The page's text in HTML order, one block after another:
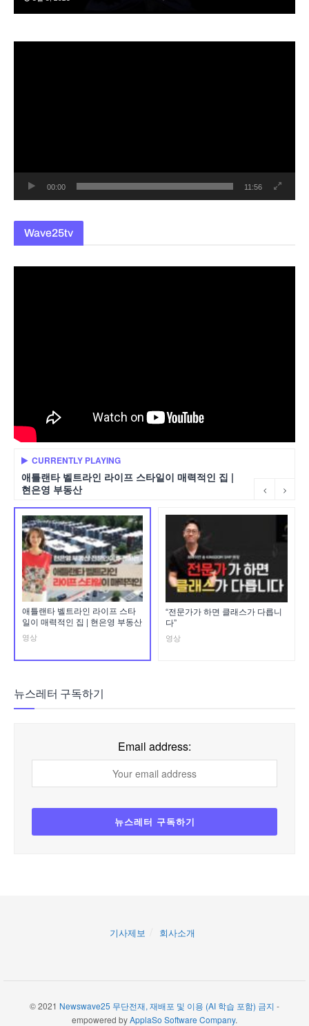
00:00 11:56
Wave25tv
CURRENTLY PLAYING
애틀랜타 벨트라인 라이프 스타일이 매력적인 집 |
현은영 부동산
애틀랜타 벨트라인 라이프 스타
일이 매력적인 집 | 현은영 부동산
영상
“전문가가 하면 클래스가 다릅니
다”
영상
뉴스레터 구독하기
Email address:
기사제보 회사소개
© 2021 Newswave25 무단전재, 재배포 및 이용 (AI 학습 포함) 금지 -
empowered byApplaSo Software Company.